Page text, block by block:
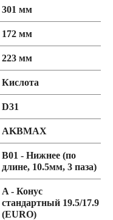
301 мм
172 мм
223 мм
Кислота
D31
AKBMAX
B01 - Нижнее (по
длине, 10.5мм, 3 паза)
A - Конус
стандартный 19.5/17.9
(EURO)